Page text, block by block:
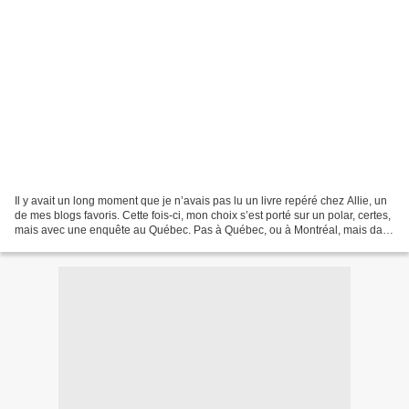
Il y avait un long moment que je n’avais pas lu un livre repéré chez Allie, un
de mes blogs favoris. Cette fois-ci, mon choix s’est porté sur un polar, certes,
mais avec une enquête au Québec. Pas à Québec, ou à Montréal, mais dans